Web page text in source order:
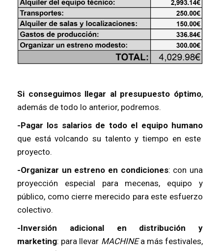
Si conseguimos llegar al presupuesto óptimo,
además de todo lo anterior, podremos.
-Pagar los salarios de todo el equipo humano
que está volcando su talento y tiempo en este
proyecto.
-Organizar un estreno en condiciones: con una
proyección especial para mecenas, equipo y
público, como cierre merecido para este esfuerzo
colectivo.
-Inversión adicional en distribución y
marketing: para llevar MACHINEa más festivales,